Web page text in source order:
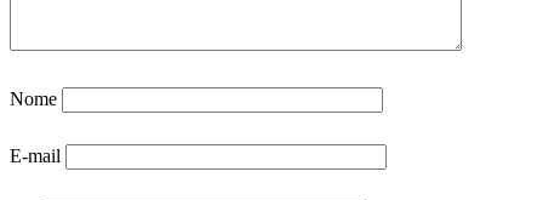
Nome
E-mail